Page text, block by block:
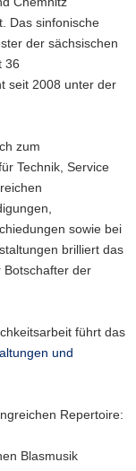
Das sinfonische
der sächsischen
36
seit 2008 unter der
zum
Technik, Service
sowie bei
brilliert das
Botschafter der
führt das
und
Repertoire:
Blasmusik